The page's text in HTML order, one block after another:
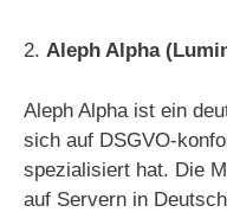
2. Aleph Alpha
Aleph Alpha ist ein
sich auf DSGVO-
spezialisiert hat. Die
auf Servern in